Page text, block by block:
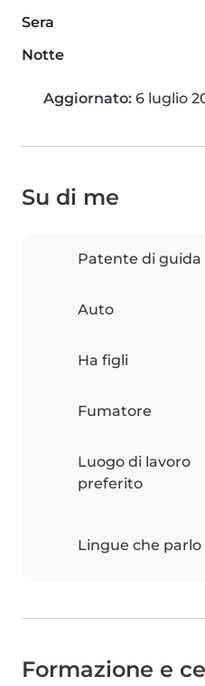
Sera
Notte
Aggiornato: 6 luglio
Su di me
Patente di guida
Auto
Ha figli
Fumatore
Luogo di lavoro
preferito
Lingue che parlo
Formazione e